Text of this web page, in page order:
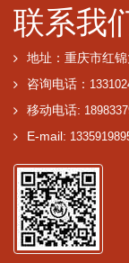
联系我
地址：重庆市红
咨询电话：
移动电话:
E-mail: